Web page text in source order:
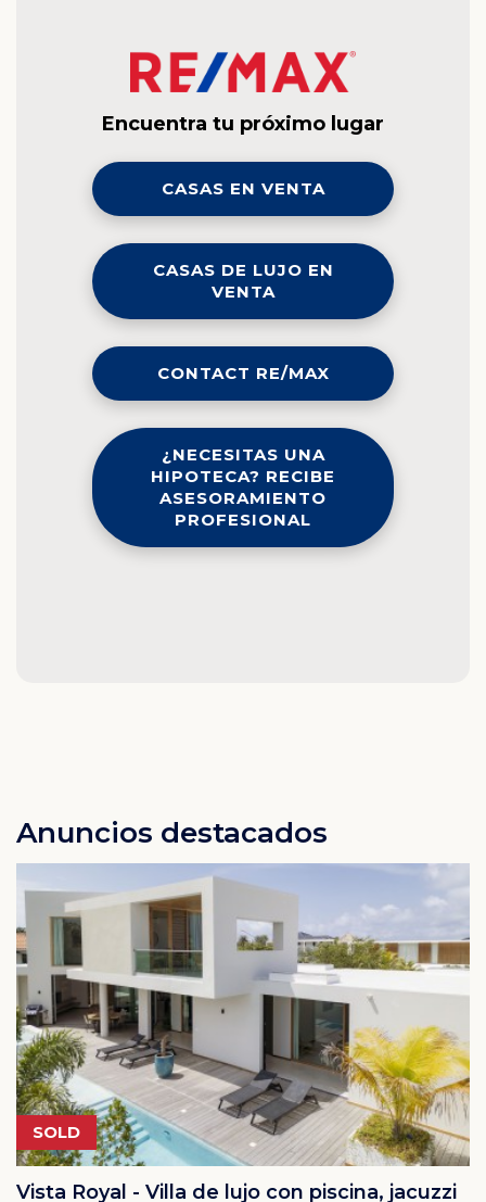
Encuentra tu próximo lugar
CASAS EN VENTA
CASAS DE LUJO EN
VENTA
CONTACT RE/MAX
¿NECESITAS UNA
HIPOTECA? RECIBE
ASESORAMIENTO
PROFESIONAL
Anuncios destacados
SOLD
Vista Royal - Villa de lujo con piscina, jacuzzi